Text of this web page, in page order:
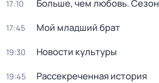
17:10 Больше, чем любовь. Сезон
17:45 Мой младший брат
19:30 Новости культуры
19:45 Рассекреченная история